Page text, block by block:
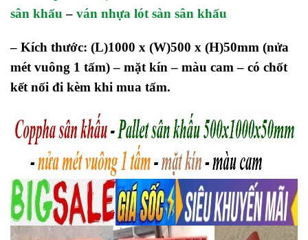
sân khấu – ván nhựa lót sàn sân khấu
– Kích thước: (L)1000 x (W)500 x (H)50mm (nửa
mét vuông 1 tấm) – mặt kín – màu cam – có chốt
kết nối đi kèm khi mua tấm.